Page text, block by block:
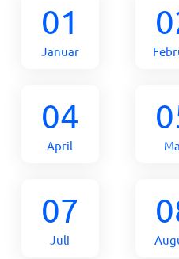
01
Januar
04
April
07
Juli